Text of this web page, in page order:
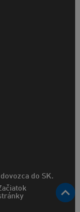
do SK.